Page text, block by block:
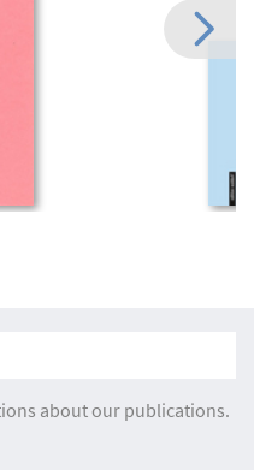
about our publications.